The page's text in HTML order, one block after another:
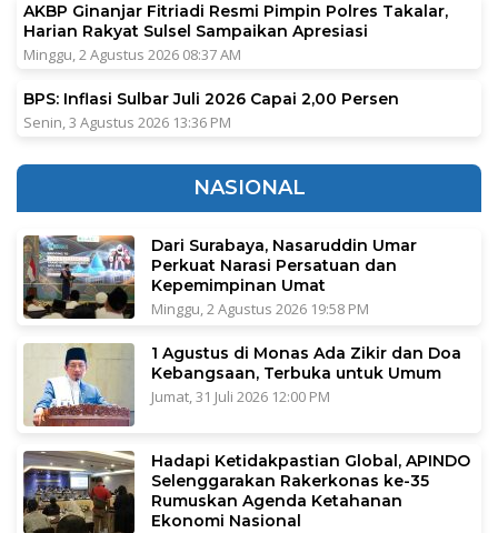
AKBP Ginanjar Fitriadi Resmi Pimpin Polres Takalar,
Harian Rakyat Sulsel Sampaikan Apresiasi
Minggu, 2 Agustus 2026 08:37 AM
BPS: Inflasi Sulbar Juli 2026 Capai 2,00 Persen
Senin, 3 Agustus 2026 13:36 PM
NASIONAL
Dari Surabaya, Nasaruddin Umar
Perkuat Narasi Persatuan dan
Kepemimpinan Umat
Minggu, 2 Agustus 2026 19:58 PM
1 Agustus di Monas Ada Zikir dan Doa
Kebangsaan, Terbuka untuk Umum
Jumat, 31 Juli 2026 12:00 PM
Hadapi Ketidakpastian Global, APINDO
Selenggarakan Rakerkonas ke-35
Rumuskan Agenda Ketahanan
Ekonomi Nasional